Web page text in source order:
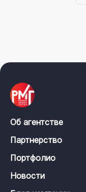
Об агентстве
Партнерство
Портфолио
Новости